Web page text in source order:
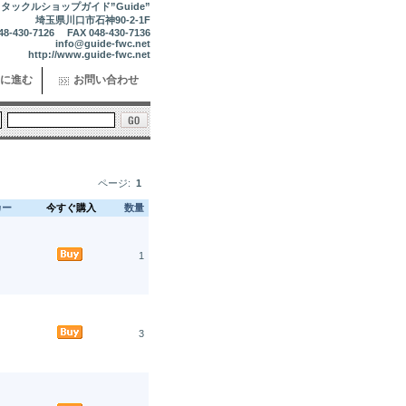
タックルショップガイド”Guide”
埼玉県川口市石神90-2-1F
430-7126 FAX 048-430-7136
info@guide-fwc.net
http://www.guide-fwc.net
進む お問い合わせ
ページ: 1
ー 今すぐ購入 数量
1
3